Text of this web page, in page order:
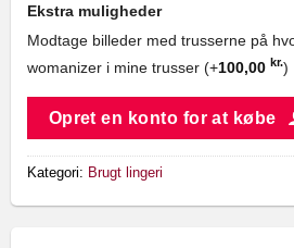
Ekstra muligheder
Modtage billeder med trusserne på
womanizer i mine trusser (+100,00 kr.)
Opret en konto for at købe
Kategori: Brugt lingeri